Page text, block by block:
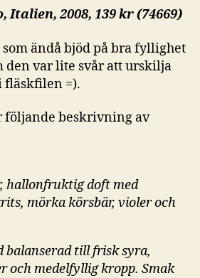
Italien, 2008, 139 kr (74669)
ändå bjöd på bra fyllighet
den var lite svår att urskilja
=).
följande beskrivning av
hallonfruktig doft med
mörka körsbär, violer och
balanserad till frisk syra,
och medelfyllig kropp. Smak